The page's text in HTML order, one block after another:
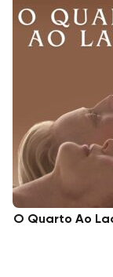
O Quarto Ao